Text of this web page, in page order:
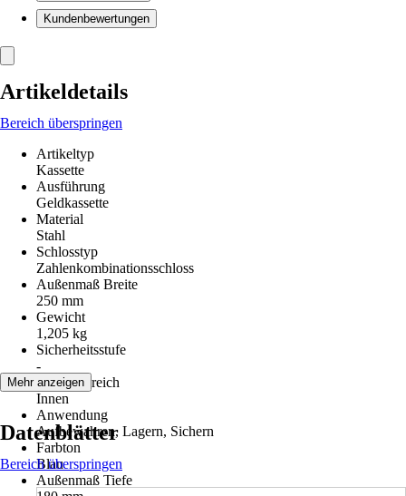
Kundenbewertungen
Artikeldetails
Bereich überspringen
Artikeltyp
Kassette
Ausführung
Geldkassette
Material
Stahl
Schlosstyp
Zahlenkombinationsschloss
Außenmaß Breite
250 mm
Gewicht
1,205 kg
Sicherheitsstufe
-
Einsatzbereich
Innen
Anwendung
Aufbewahren, Lagern, Sichern
Farbton
Blau
Außenmaß Tiefe
Mehr anzeigen
Datenblätter
Bereich überspringen